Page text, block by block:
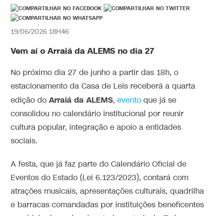
19/06/2026 18H46
Vem aí o Arraiá da ALEMS no dia 27
No próximo dia 27 de junho a partir das 18h, o
estacionamento da Casa de Leis receberá a quarta
edição doArraiá da ALEMS,evento que já se
consolidou no calendário institucional por reunir
cultura popular, integração e apoio a entidades
sociais.
A festa, que já faz parte do Calendário Oficial de
Eventos do Estado (Lei 6.123/2023), contará com
atrações musicais, apresentações culturais, quadrilha
e barracas comandadas por instituições beneficentes